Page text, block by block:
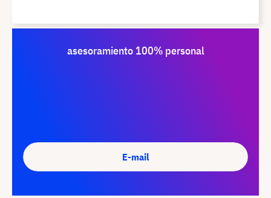
asesoramiento 100% personal
E-mail